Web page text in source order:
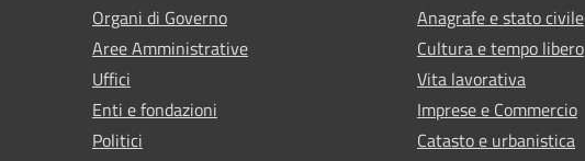
Organi di Governo
Aree Amministrative
Uffici
Enti e fondazioni
Politici
Anagrafe e stato civile
Cultura e tempo libero
Vita lavorativa
Imprese e Commercio
Catasto e urbanistica